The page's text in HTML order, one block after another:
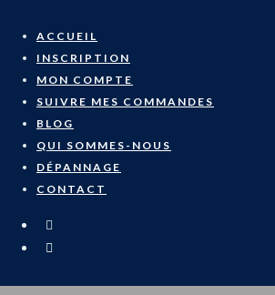
content
ACCUEIL
INSCRIPTION
MON COMPTE
SUIVRE MES COMMANDES
BLOG
QUI SOMMES-NOUS
DÉPANNAGE
CONTACT